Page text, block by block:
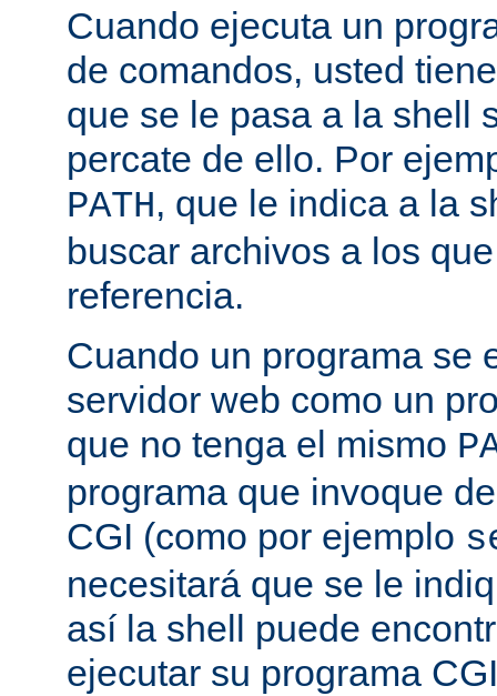
Cuando ejecuta un
de comandos, usted
que se le pasa a la shell
percate de ello. Por
PATH, que le indica a la
buscar archivos a los
referencia.
Cuando un programa se
servidor web como un
que no tenga el mismo
programa que invoque
CGI (como por ejemplo
necesitará que se le
así la shell puede
ejecutar su programa